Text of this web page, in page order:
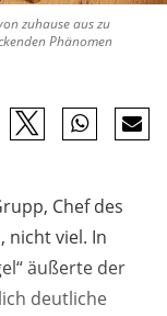
zuhause aus zu
Phänomen
Chef des
nicht viel. In
äußerte der
deutliche